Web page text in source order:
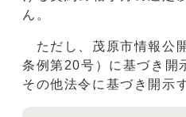
ん。
ただし、茂原市情報公
条例第20号）に基づき開
その他法令に基づき開示